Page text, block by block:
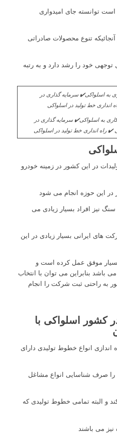
توانسته جای امیدواری
تنوع محصولات صادراتی
خود را رشد دارد و به رتبه
به اسلواکی✔️ سرمایه گذاری در
راه انداری خط تولید در اسلواکی
در این کشور در زمینه خودرو
این حوزه انجام می شود
سنگ نیز افراد بسیار زیادی می
های ایرانی بسیار زیادی در این
بسیار موفق عمل کرده است و
بنابراین می توان با انتخاب
به راحتی ثبت شرکت را انجام
کشور اسلواکی با
انواع خطوط تولیدی دارای
را صرف شناسایی انواع مشاغل
و البته تمامی خطوط تولیدی که
می باشند